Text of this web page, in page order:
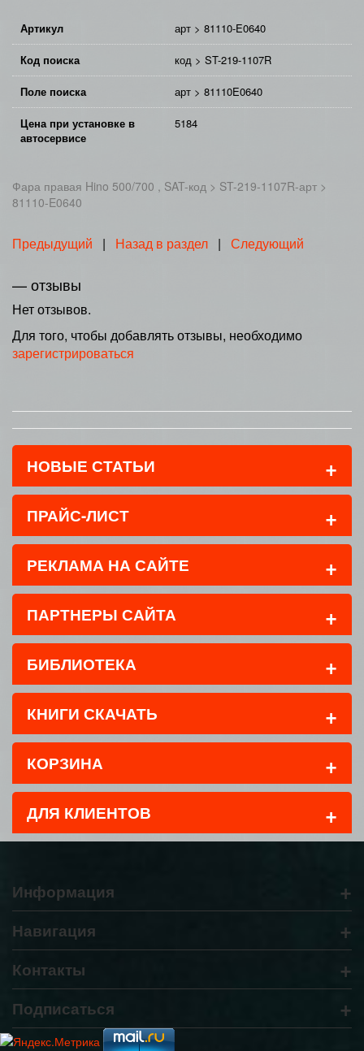
Артикул арт > 81110-E0640
Код поиска код > ST-219-1107R
Поле поиска арт > 81110E0640
Цена при установке в
автосервисе
5184
Фара правая Hino 500/700 , SAT-код > ST-219-1107R-арт >
81110-E0640
Предыдущий | Назад в раздел | Следующий
— отзывы
Нет отзывов.
Для того, чтобы добавлять отзывы, необходимо
зарегистрироваться
НОВЫЕ СТАТЬИ +
ПРАЙС-ЛИСТ +
РЕКЛАМА НА САЙТЕ +
ПАРТНЕРЫ САЙТА +
БИБЛИОТЕКА +
КНИГИ СКАЧАТЬ +
КОРЗИНА +
ДЛЯ КЛИЕНТОВ +
Информация +
Навигация +
Контакты +
Подписаться +